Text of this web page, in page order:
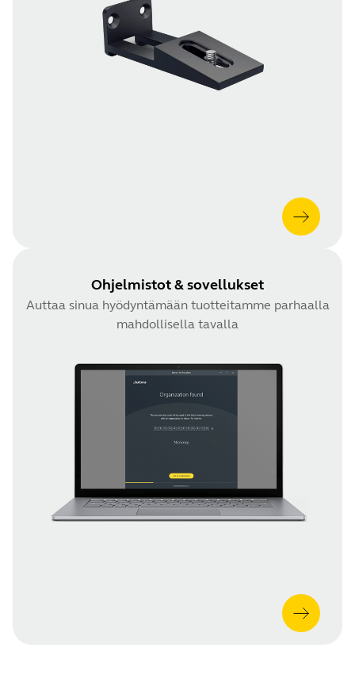
Ohjelmistot & sovellukset
Auttaa sinua hyödyntämään tuotteitamme parhaalla
mahdollisella tavalla